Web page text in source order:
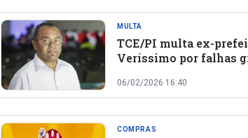
MULTA
TCE/PI multa ex-
Veríssimo por falhas
medicamentos em
Rosa do Piauí
06/02/2026 16:40
COMPRAS